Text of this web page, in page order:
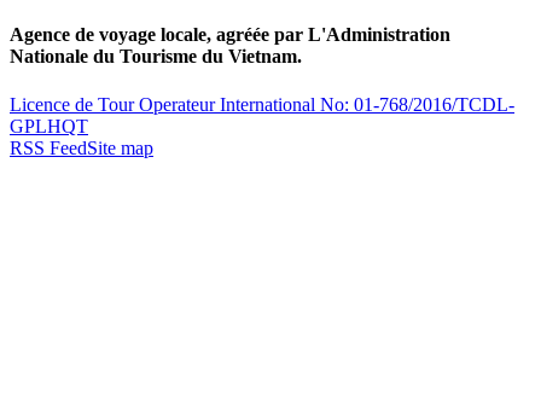
Agence de voyage locale, agréée par L'Administration
Nationale du Tourisme du Vietnam.
Licence de Tour Operateur International No: 01-768/2016/TCDL-
GPLHQT
RSS FeedSite map